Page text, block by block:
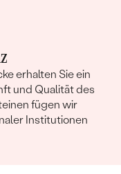
erhalten Sie ein
und Qualität des
fügen wir
Institutionen